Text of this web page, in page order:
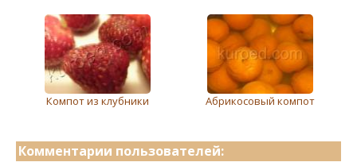
Компот из клубники Абрикосовый компот
Комментарии пользователей: